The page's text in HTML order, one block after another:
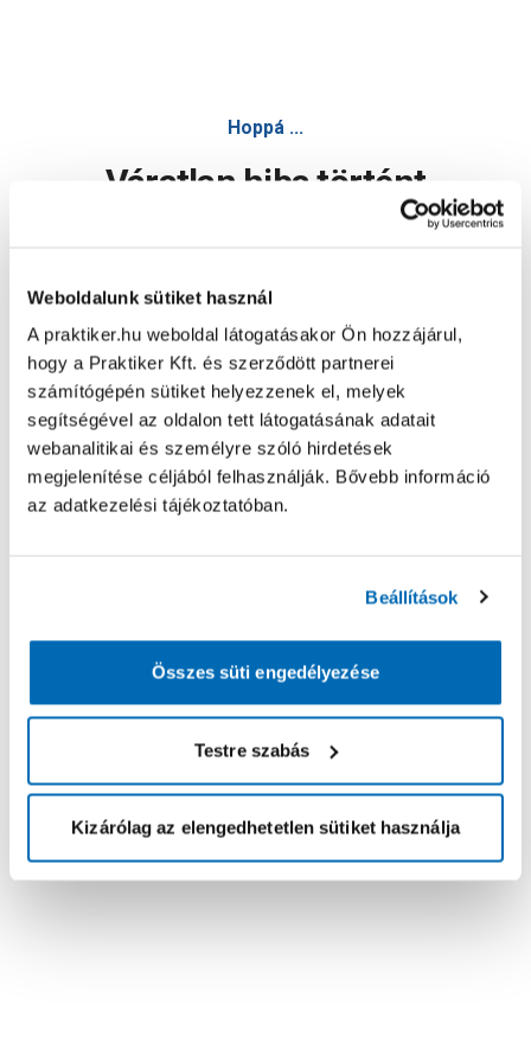
Weboldalunk sütiket használ
A praktiker.hu weboldal látogatásakor Ön hozzájárul,
hogy a Praktiker Kft. és szerződött partnerei
számítógépén sütiket helyezzenek el, melyek
segítségével az oldalon tett látogatásának adatait
webanalitikai és személyre szóló hirdetések
megjelenítése céljából felhasználják. Bővebb információ
az adatkezelési tájékoztatóban.
Beállítások
Összes süti engedélyezése
Testre szabás
Kizárólag az elengedhetetlen sütiket használja
Hoppá ...
Váratlan hiba történt
Oldal újratöltése